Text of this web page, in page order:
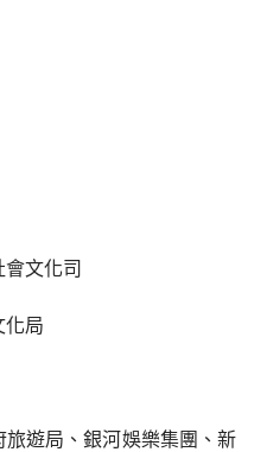
文化司
化局
遊局、銀河娛樂集團、新